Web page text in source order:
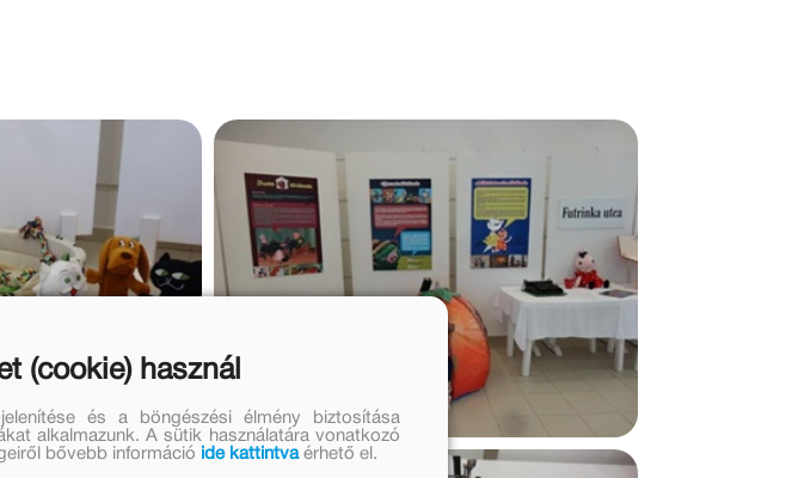
(cookie) használ
és a böngészési élmény biztosítása
alkalmazunk. A sütik használatára vonatkozó
bővebb információ ide kattintvaérhető el.